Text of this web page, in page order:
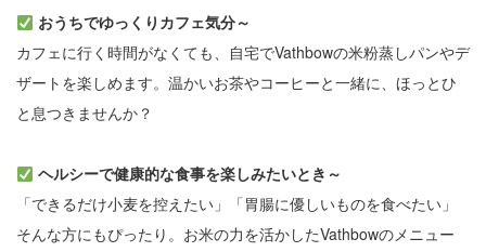
おうちでゆっくりカフェ気分～
カフェに行く時間がなくても、自宅でVathbowの米粉蒸しパンやデ
ザートを楽しめます。温かいお茶やコーヒーと一緒に、ほっとひ
と息つきませんか？
ヘルシーで健康的な食事を楽しみたいとき～
「できるだけ小麦を控えたい」「胃腸に優しいものを食べたい」
そんな方にもぴったり。お米の力を活かしたVathbowのメニュー